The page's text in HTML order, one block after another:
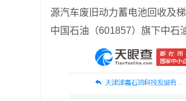
源汽车废旧动力蓄电池回收及
中国石油（601857）旗下中石